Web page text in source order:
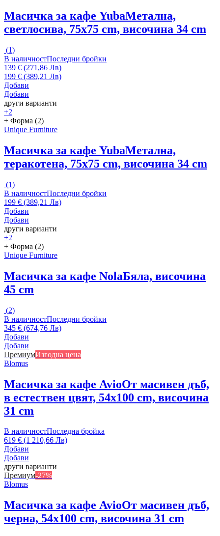
Масичка за кафе YubaМетална,
светлосива, 75x75 cm, височина 34 cm
(1)
В наличностПоследни бройки
139 € (271,86 Лв)
199 € (389,21 Лв)
Добави
Добави
други варианти
+2
+ Форма (2)
Unique Furniture
Масичка за кафе YubaМетална,
теракотена, 75x75 cm, височина 34 cm
(1)
В наличностПоследни бройки
199 € (389,21 Лв)
Добави
Добави
други варианти
+2
+ Форма (2)
Unique Furniture
Масичка за кафе NolaБяла, височина
45 cm
(2)
В наличностПоследни бройки
345 € (674,76 Лв)
Добави
Добави
ПремиумИзгодна цена
Blomus
Масичка за кафе AvioОт масивен дъб,
в естествен цвят, 54x100 cm, височина
31 cm
В наличностПоследна бройка
619 € (1 210,66 Лв)
Добави
Добави
други варианти
Премиум-27%
Blomus
Масичка за кафе AvioОт масивен дъб,
черна, 54x100 cm, височина 31 cm